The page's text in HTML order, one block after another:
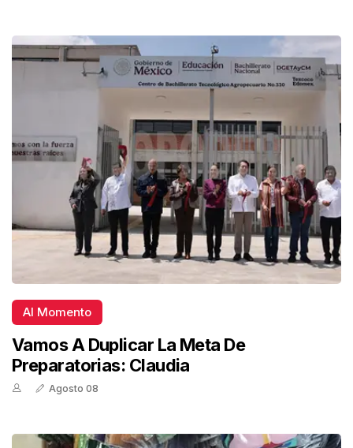
Al Momento
Vamos A Duplicar La Meta De
Preparatorias: Claudia
Agosto 08